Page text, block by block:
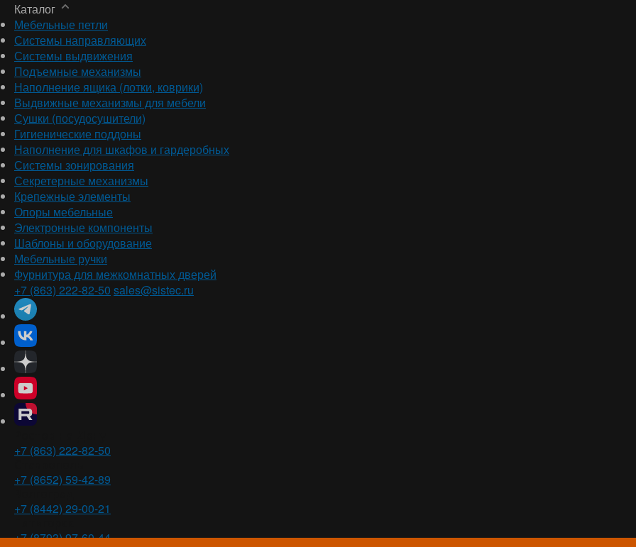
Каталог
Мебельные петли
Системы направляющих
Системы выдвижения
Подъемные механизмы
Наполнение ящика (лотки, коврики)
Выдвижные механизмы для мебели
Сушки (посудосушители)
Гигиенические поддоны
Наполнение для шкафов и гардеробных
Системы зонирования
Секретерные механизмы
Крепежные элементы
Опоры мебельные
Электронные компоненты
Шаблоны и оборудование
Мебельные ручки
Фурнитура для межкомнатных дверей
+7 (863) 222-82-50 sales@sistec.ru
+7 (863) 222-82-50
+7 (8652) 59-42-89
+7 (8442) 29-00-21
+7 (8793) 97-60-44